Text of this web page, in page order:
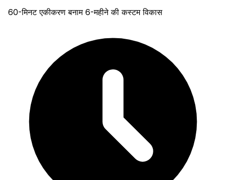
60-मिनट एकीकरण बनाम 6-महीने की कस्टम विकास